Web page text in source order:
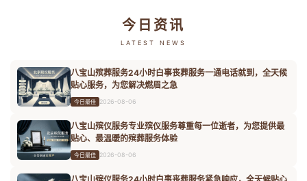
今日资讯
LATEST NEWS
八宝山殡葬服务24小时白事丧葬服务一通电话就到，全天候
贴心服务，为您解决燃眉之急
今日最佳 2026-08-06
八宝山殡仪服务专业殡仪服务尊重每一位逝者，为您提供最
贴心、最温暖的殡葬服务体验
今日最佳 2026-08-06